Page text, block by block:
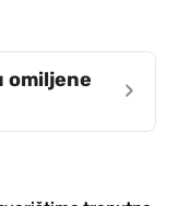
omiljene
›